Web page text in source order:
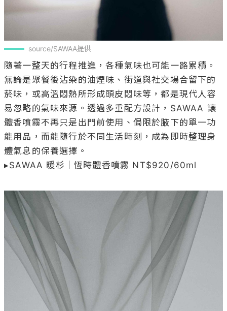
source/SAWAA提供
隨著一整天的行程推進，各種氣味也可能一路累積。
無論是聚餐後沾染的油煙味、街道與社交場合留下的
菸味，或高溫悶熱所形成頭皮悶味等，都是現代人容
易忽略的氣味來源。透過多重配方設計，SAWAA 讓
體香噴霧不再只是出門前使用、侷限於腋下的單一功
能用品，而能隨行於不同生活時刻，成為即時整理身
體氣息的保養選擇。
▸SAWAA 暖杉｜恆時體香噴霧 NT$920/60ml